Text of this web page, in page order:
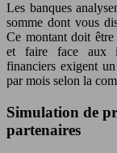
Les banques
somme dont vous
Ce montant doit
et faire face aux
financiers exigent
par mois selon la
Simulation de
partenaires